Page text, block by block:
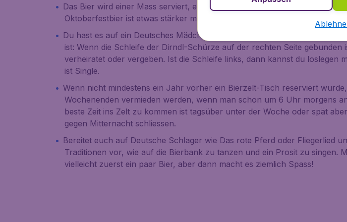
Das Bier wird einer Mass serviert, einem 1 Liter Krug. Aber aufpassen, das
Oktoberfestbier ist etwas stärker mit 7-5-8.5 Prozent Alkohol.
Du hast es auf ein Deutsches Mädchen abgesehen? Es gibt einen Trick, zu
ist: Wenn die Schleife der Dirndl-Schürze auf der rechten Seite gebunden
verheiratet oder vergeben. Ist die Schleife links, dann kannst du loslegen
ist Single.
Wenn nicht mindestens ein Jahr vorher ein Bierzelt-Tisch reserviert
Wochenenden vermieden werden, wenn man schon um 6 Uhr morgens
beste Zeit ins Zelt zu kommen ist tagsüber unter der Woche oder spät
gegen Mitternacht schliessen.
Bereitet euch auf Deutsche Schlager wie Das rote Pferd oder Fliegerlied
Traditionen vor, wie auf die Bierbank zu tanzen und ein Prosit zu singen.
vielleicht zuerst ein paar Bier, aber dann macht es ziemlich Spass!